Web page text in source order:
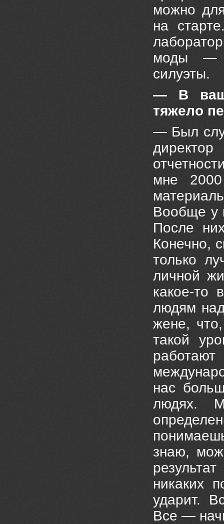
можно
на
моды —
силуэты.
— В
тяжело
— Был
мне
Вообще у
После
Конечно,
только
личной
какое-то
людям
жене,
такой
нас
людях.
знаю,
никаких
ударит.
Все —